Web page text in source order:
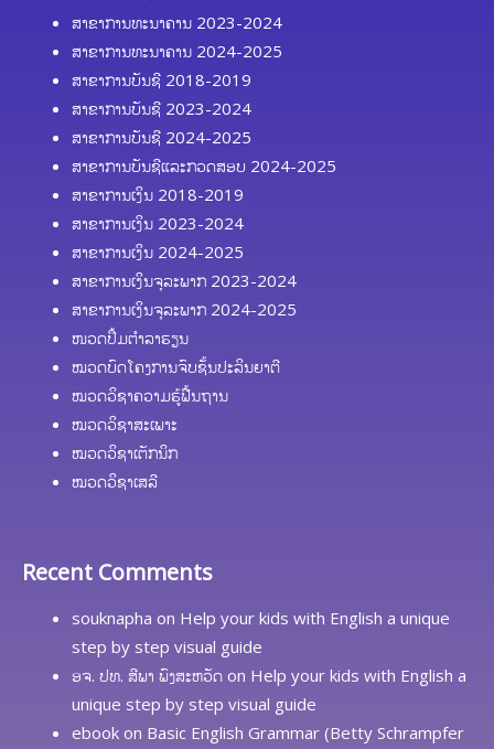
ສາຂາການທະນາຄານ 2023-2024
ສາຂາການທະນາຄານ 2024-2025
ສາຂາການບັນຊີ 2018-2019
ສາຂາການບັນຊີ 2023-2024
ສາຂາການບັນຊີ 2024-2025
ສາຂາການບັນຊີແລະກວດສອບ 2024-2025
ສາຂາການເງິນ 2018-2019
ສາຂາການເງິນ 2023-2024
ສາຂາການເງິນ 2024-2025
ສາຂາການເງິນຈຸລະພາກ 2023-2024
ສາຂາການເງິນຈຸລະພາກ 2024-2025
ໜວດປຶ້ມຕຳລາຮຽນ
ໝວດບົດໂຄງການຈົບຊັ້ນປະລິນຍາຕີ
ໝວດວິຊາຄວາມຮູ້ຟື້ນຖານ
ໝວດວິຊາສະເພາະ
ໝວດວິຊາເຕັກນິກ
ໝວດວິຊາເສລີ
Recent Comments
souknapha on Help your kids with English a unique
step by step visual guide
ອຈ. ປທ. ສີພາ ພົງສະຫວັດ on Help your kids with English a
unique step by step visual guide
ebook on Basic English Grammar (Betty Schrampfer